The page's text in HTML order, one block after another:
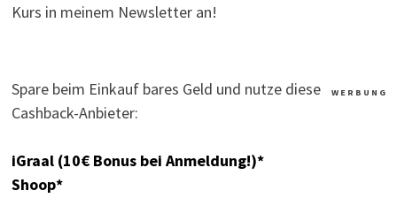
Kurs in meinem Newsletter an!
W E R B U N G
Spare beim Einkauf bares Geld und nutze diese
Cashback-Anbieter:
iGraal (10€ Bonus bei Anmeldung!)*
Shoop*